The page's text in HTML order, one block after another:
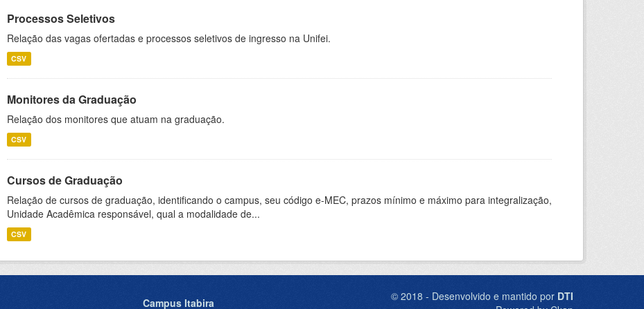
Processos Seletivos
Relação das vagas ofertadas e processos seletivos de ingresso na Unifei.
CSV
Monitores da Graduação
Relação dos monitores que atuam na graduação.
CSV
Cursos de Graduação
Relação de cursos de graduação, identificando o campus, seu código e-MEC, prazos mínimo e máximo para integralização,
Unidade Acadêmica responsável, qual a modalidade de...
CSV
Campus Itabira © 2018 - Desenvolvido e mantido por DTI